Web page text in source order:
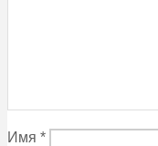
Имя *